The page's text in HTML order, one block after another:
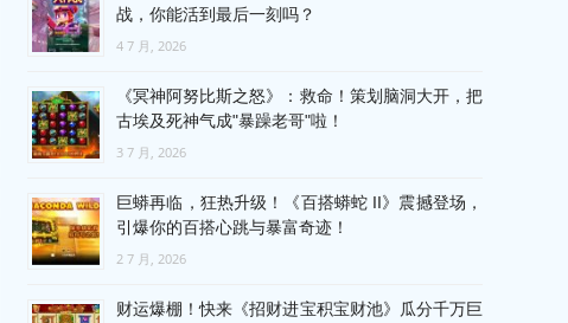
战，你能活到最后一刻吗？
4 7 月, 2026
《冥神阿努比斯之怒》：救命！策划脑洞大开，把
古埃及死神气成"暴躁老哥"啦！
3 7 月, 2026
巨蟒再临，狂热升级！《百搭蟒蛇 II》震撼登场，
引爆你的百搭心跳与暴富奇迹！
2 7 月, 2026
财运爆棚！快来《招财进宝积宝财池》瓜分千万巨